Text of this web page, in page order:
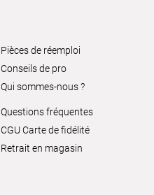
Pièces de réemploi
Conseils de pro
Qui sommes-nous ?
Questions fréquentes
CGU Carte de fidélité
Retrait en magasin